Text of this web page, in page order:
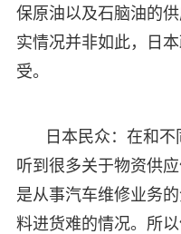
保原油以及石脑油的
实情况并非如此，日
受。
日本民众：在和
听到很多关于物资供
是从事汽车维修业务
料进货难的情况。所